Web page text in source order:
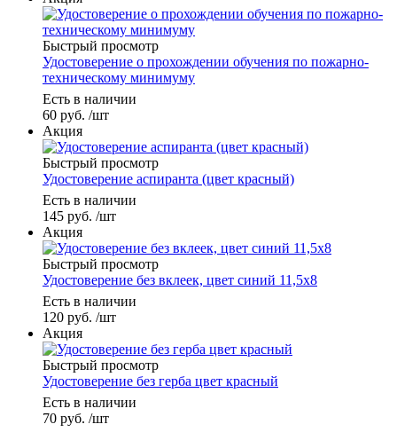
Быстрый просмотр
Удостоверение о прохождении обучения по пожарно-
техническому минимуму
Есть в наличии
60 руб. /шт
Акция
Быстрый просмотр
Удостоверение аспиранта (цвет красный)
Есть в наличии
145 руб. /шт
Акция
Быстрый просмотр
Удостоверение без вклеек, цвет синий 11,5х8
Есть в наличии
120 руб. /шт
Акция
Быстрый просмотр
Удостоверение без герба цвет красный
Есть в наличии
70 руб. /шт